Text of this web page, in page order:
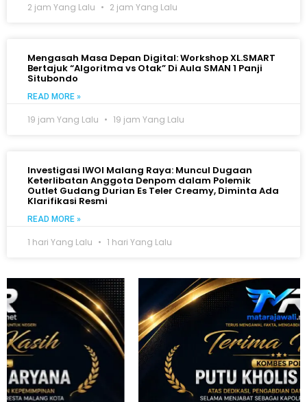
2 jam Yang Lalu 2 jam Yang Lalu
Mengasah Masa Depan Digital: Workshop XL.SMART
Bertajuk “Algoritma vs Otak” Di Aula SMAN 1 Panji
Situbondo
READ MORE »
19 jam Yang Lalu 19 jam Yang Lalu
Investigasi IWOI Malang Raya: Muncul Dugaan
Keterlibatan Anggota Denpom dalam Polemik
Outlet Gudang Durian Es Teler Creamy, Diminta Ada
Klarifikasi Resmi
READ MORE »
1 hari Yang Lalu 1 hari Yang Lalu